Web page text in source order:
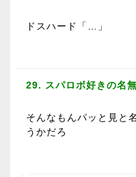
ドスハード「…」
29. スパロボ好きの名
そんなもんパッと見と
うかだろ